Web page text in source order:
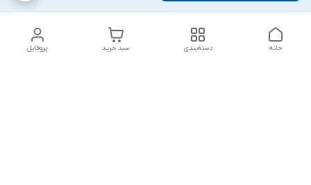
پروفایل سبد خرید دسته‌بندی خانه